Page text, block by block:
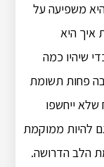
משפיעה על
איך היא
שיהיו כמה
פחות תשומת
ייחשפו
להיות ממוקמת
הלב הדרושה.